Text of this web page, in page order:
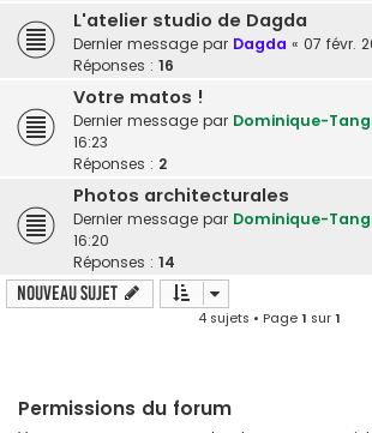
L'atelier studio de Dagda
Dernier message par Dagda « 07 févr.
Réponses : 16
Votre matos !
Dernier message par Dominique-
16:23
Réponses : 2
Photos architecturales
Dernier message par Dominique-
16:20
Réponses : 14
Nouveau sujet
4 sujets • Page1 sur1
Permissions du forum